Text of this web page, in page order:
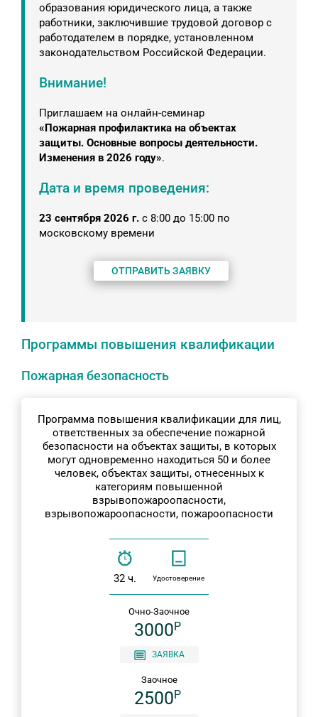
образования юридического лица, а также
работники, заключившие трудовой договор с
работодателем в порядке, установленном
законодательством Российской Федерации.
Внимание!
Приглашаем на онлайн-семинар
«Пожарная профилактика на объектах
защиты. Основные вопросы деятельности.
Изменения в 2026 году».
Дата и время проведения:
23 сентября 2026 г. с 8:00 до 15:00 по
московскому времени
ОТПРАВИТЬ ЗАЯВКУ
Программы повышения квалификации
Пожарная безопасность
Программа повышения квалификации для лиц,
ответственных за обеспечение пожарной
безопасности на объектах защиты, в которых
могут одновременно находиться 50 и более
человек, объектах защиты, отнесенных к
категориям повышенной
взрывопожароопасности,
взрывопожароопасности, пожароопасности
32 ч. Удостоверение
Очно-Заочное
3000P
ЗАЯВКА
Заочное
2500P